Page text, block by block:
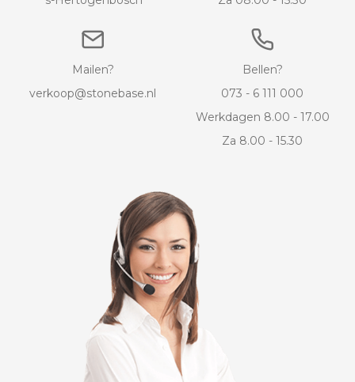
Mailen?
verkoop@stonebase.nl
Bellen?
073 - 6 111 000
Werkdagen 8.00 - 17.00
Za 8.00 - 15.30